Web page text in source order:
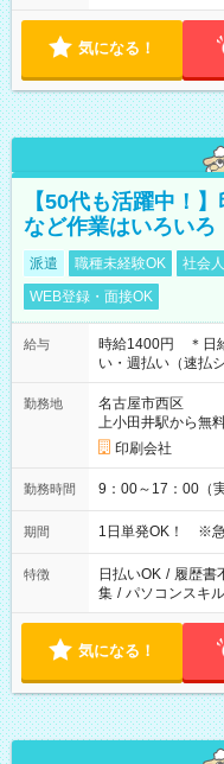
気になる！
【50代も活躍中！
など作業はいろいろ
派遣 職種未経験OK 社会
WEB登録・面接OK
給与
時給1400円 ＊日
い・週払い（速払
勤務地
名古屋市西区
上小田井駅から無
印刷会社
勤務時間 9：00～17：00（
期間 1日単発OK！ ※急
特徴 日払いOK / 履歴書
集 / パソコンスキ
気になる！